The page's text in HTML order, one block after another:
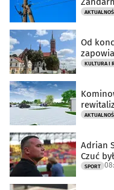
Od
Adrian
Czuć
SPORT